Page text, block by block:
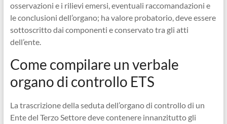
osservazioni e i rilievi emersi, eventuali raccomandazioni e
le conclusioni dell’organo; ha valore probatorio, deve essere
sottoscritto dai componenti e conservato tra gli atti
dell’ente.
Come compilare un verbale
organo di controllo ETS​
La trascrizione della seduta dell’organo di controllo di un
Ente del Terzo Settore deve contenere innanzitutto gli